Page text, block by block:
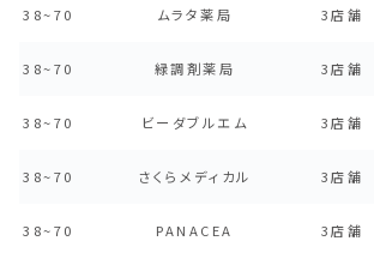
38~70 ムラタ薬局 3店舗
38~70 緑調剤薬局 3店舗
38~70 ビーダブルエム 3店舗
38~70 さくらメディカル 3店舗
38~70 PANACEA 3店舗